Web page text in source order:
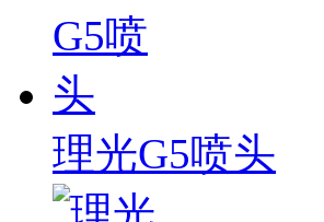
理光G5喷头